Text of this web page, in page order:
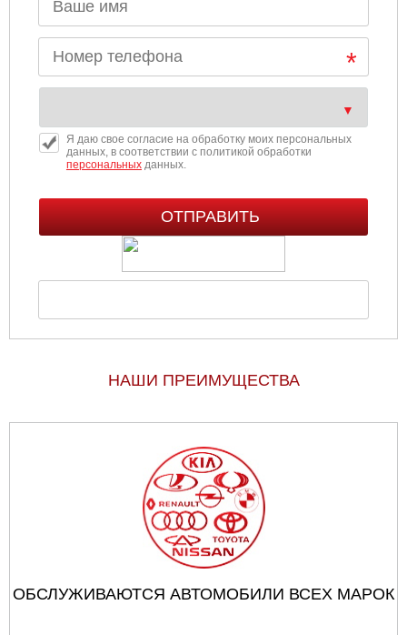
Я даю свое согласие на обработку моих персональных
данных, в соответствии с политикой обработки
персональныхданных.
НАШИ ПРЕИМУЩЕСТВА
ОБСЛУЖИВАЮТСЯ АВТОМОБИЛИ ВСЕХ МАРОК